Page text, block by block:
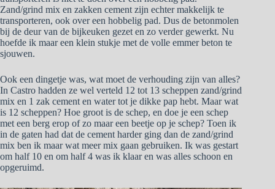
Zand/grind mix en zakken cement zijn echter makkelijk te
transporteren, ook over een hobbelig pad. Dus de betonmolen
bij de deur van de bijkeuken gezet en zo verder gewerkt. Nu
hoefde ik maar een klein stukje met de volle emmer beton te
sjouwen.
Ook een dingetje was, wat moet de verhouding zijn van alles?
In Castro hadden ze wel verteld 12 tot 13 scheppen zand/grind
mix en 1 zak cement en water tot je dikke pap hebt. Maar wat
is 12 scheppen? Hoe groot is de schep, en doe je een schep
met een berg erop of zo maar een beetje op je schep? Toen ik
in de gaten had dat de cement harder ging dan de zand/grind
mix ben ik maar wat meer mix gaan gebruiken. Ik was gestart
om half 10 en om half 4 was ik klaar en was alles schoon en
opgeruimd.